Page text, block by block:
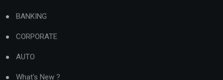
BANKING
CORPORATE
AUTO
What's New ?